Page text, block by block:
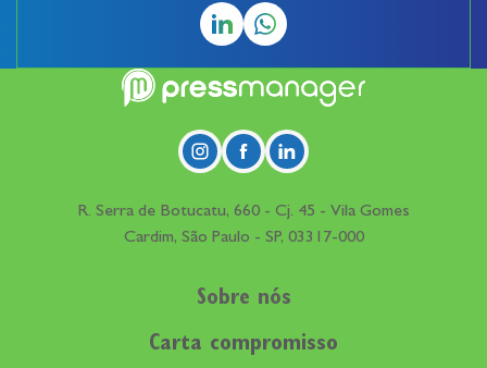
R. Serra de Botucatu, 660 - Cj. 45 - Vila Gomes
Cardim, São Paulo - SP, 03317-000
Sobre nós
Carta compromisso